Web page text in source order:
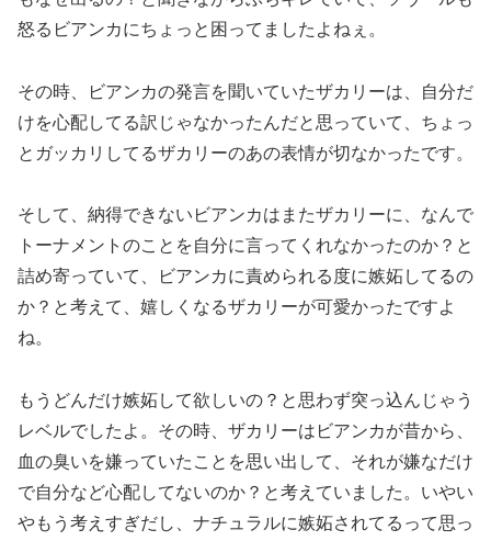
怒るビアンカにちょっと困ってましたよねぇ。
その時、ビアンカの発言を聞いていたザカリーは、自分だ
けを心配してる訳じゃなかったんだと思っていて、ちょっ
とガッカリしてるザカリーのあの表情が切なかったです。
そして、納得できないビアンカはまたザカリーに、なんで
トーナメントのことを自分に言ってくれなかったのか？と
詰め寄っていて、ビアンカに責められる度に嫉妬してるの
か？と考えて、嬉しくなるザカリーが可愛かったですよ
ね。
もうどんだけ嫉妬して欲しいの？と思わず突っ込んじゃう
レベルでしたよ。その時、ザカリーはビアンカが昔から、
血の臭いを嫌っていたことを思い出して、それが嫌なだけ
で自分など心配してないのか？と考えていました。いやい
やもう考えすぎだし、ナチュラルに嫉妬されてるって思っ